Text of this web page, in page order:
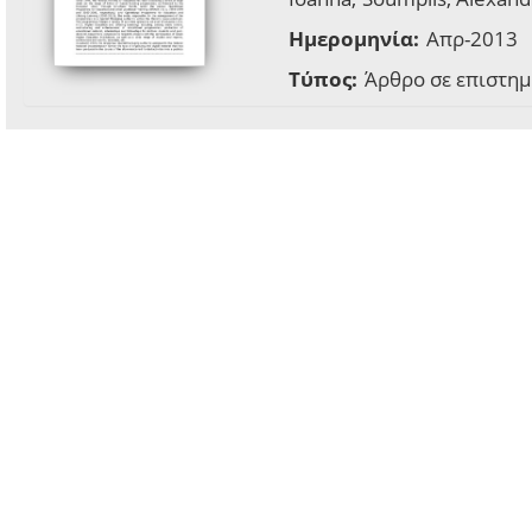
Ημερομηνία: Απρ-2013
Τύπος: Άρθρο σε